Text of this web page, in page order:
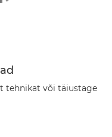
tehnikat või täiustage